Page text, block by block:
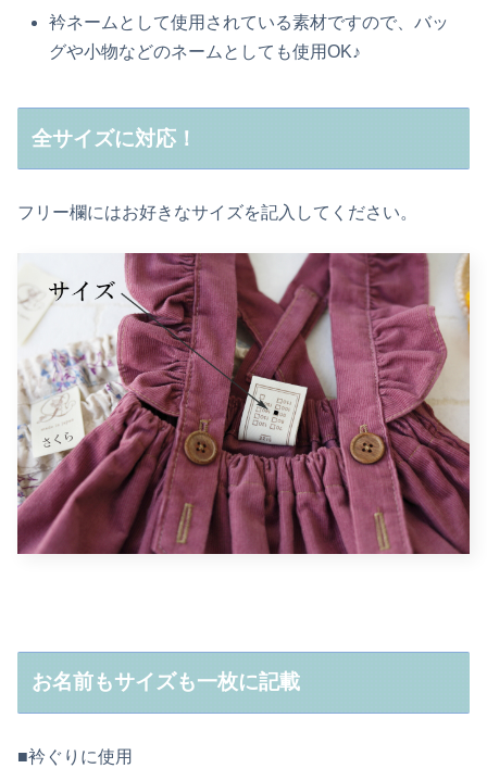
衿ネームとして使用されている素材ですので、バッ
グや小物などのネームとしても使用OK♪
全サイズに対応！
フリー欄にはお好きなサイズを記入してください。
お名前もサイズも一枚に記載
■衿ぐりに使用